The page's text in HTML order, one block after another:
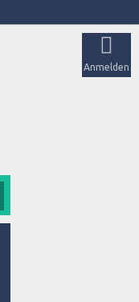
Anmelden